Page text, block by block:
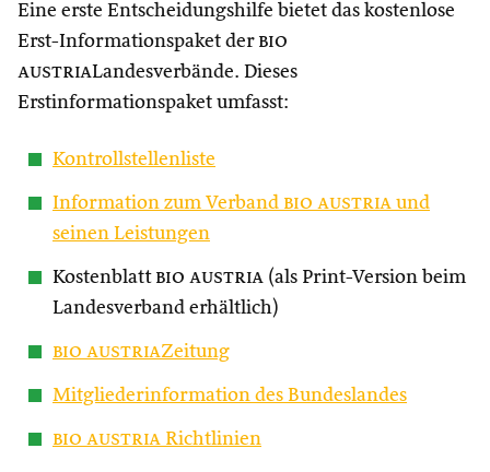
Eine erste Entscheidungshilfe bietet das kostenlose
Erst-Informationspaket der bio
austriaLandesverbände. Dieses
Erstinformationspaket umfasst:
Kontrollstellenliste
Information zum Verband bio austria und
seinen Leistungen
Kostenblatt bio austria (als Print-Version beim
Landesverband erhältlich)
bio austriaZeitung
Mitgliederinformation des Bundeslandes
bio austria Richtlinien